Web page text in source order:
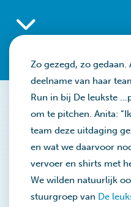
Zo gezegd, zo gedaan.
deelname van haar
Run in bij De leukste
om te pitchen. Anita:
team deze uitdaging
en wat we daarvoor
vervoer en shirts met
We wilden natuurlijk
stuurgroep van De